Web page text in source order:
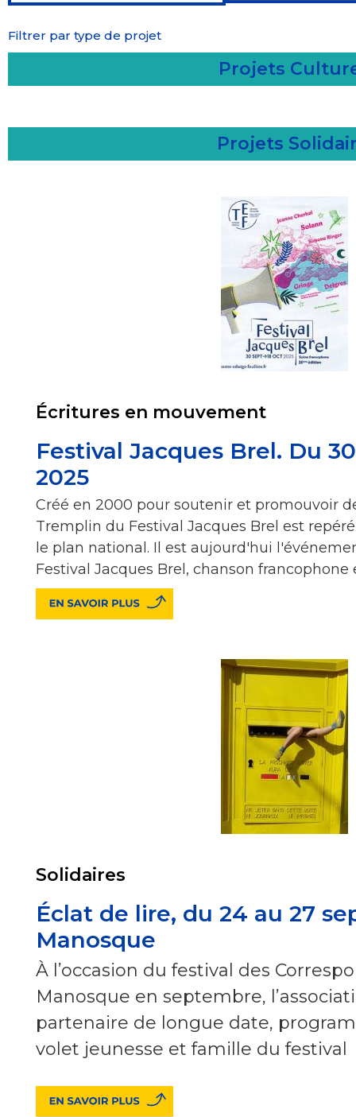
Filtrer par type de projet
Projets
Projets
Écritures en mouvement
Festival Jacques Brel. Du
2025
Créé en 2000 pour soutenir et promouvoir
Tremplin du Festival Jacques Brel est
le plan national. Il est aujourd'hui
Festival Jacques Brel, chanson francophone
Solidaires
Éclat de lire, du 24 au 27
Manosque
À l’occasion du festival des
Manosque en septembre,
partenaire de longue date,
volet jeunesse et famille du festival